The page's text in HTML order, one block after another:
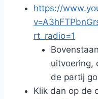
https://
rt_radio=1
uitvoering,
de partij
Klik dan op de